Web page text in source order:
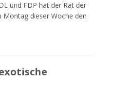
und FDP hat der Rat der
Montag dieser Woche den